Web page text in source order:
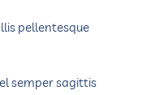
pellentesque
semper sagittis